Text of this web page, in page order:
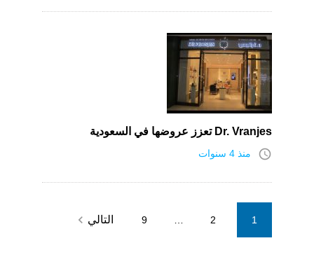
Dr. Vranjes تعزز عروضها في السعودية
access_time منذ 4 سنوات
pagination
1
2
9 التالي navigate_next